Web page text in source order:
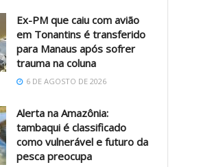
Ex-PM que caiu com avião
em Tonantins é transferido
para Manaus após sofrer
trauma na coluna
6 DE AGOSTO DE 2026
Alerta na Amazônia:
tambaqui é classificado
como vulnerável e futuro da
pesca preocupa